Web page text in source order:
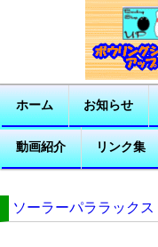
ホーム お知らせ
動画紹介 リンク集
ソーラーパララックス